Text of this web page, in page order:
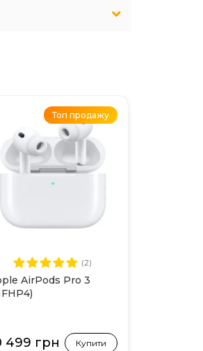
Топ продажу
(2)
AirPods Pro 3
499 грн Купити